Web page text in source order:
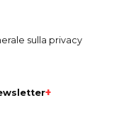
sulla privacy